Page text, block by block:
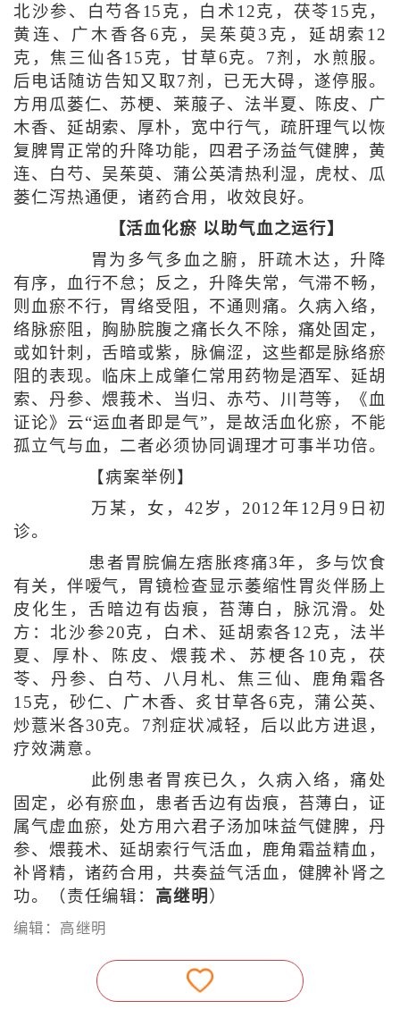
北沙参、白芍各15克，白术12克，茯苓15克，
黄连、广木香各6克，吴茱萸3克，延胡索12
克，焦三仙各15克，甘草6克。7剂，水煎服。
后电话随访告知又取7剂，已无大碍，遂停服。
方用瓜蒌仁、苏梗、莱菔子、法半夏、陈皮、广
木香、延胡索、厚朴，宽中行气，疏肝理气以恢
复脾胃正常的升降功能，四君子汤益气健脾，黄
连、白芍、吴茱萸、蒲公英清热利湿，虎杖、瓜
蒌仁泻热通便，诸药合用，收效良好。
【活血化瘀 以助气血之运行】
胃为多气多血之腑，肝疏木达，升降
有序，血行不怠；反之，升降失常，气滞不畅，
则血瘀不行，胃络受阻，不通则痛。久病入络，
络脉瘀阻，胸胁脘腹之痛长久不除，痛处固定，
或如针刺，舌暗或紫，脉偏涩，这些都是脉络瘀
阻的表现。临床上成肇仁常用药物是酒军、延胡
索、丹参、煨莪术、当归、赤芍、川芎等，《血
证论》云“运血者即是气”，是故活血化瘀，不能
孤立气与血，二者必须协同调理才可事半功倍。
【病案举例】
万某，女，42岁，2012年12月9日初
诊。
患者胃脘偏左痞胀疼痛3年，多与饮食
有关，伴嗳气，胃镜检查显示萎缩性胃炎伴肠上
皮化生，舌暗边有齿痕，苔薄白，脉沉滑。处
方：北沙参20克，白术、延胡索各12克，法半
夏、厚朴、陈皮、煨莪术、苏梗各10克，茯
苓、丹参、白芍、八月札、焦三仙、鹿角霜各
15克，砂仁、广木香、炙甘草各6克，蒲公英、
炒薏米各30克。7剂症状减轻，后以此方进退，
疗效满意。
此例患者胃疾已久，久病入络，痛处
固定，必有瘀血，患者舌边有齿痕，苔薄白，证
属气虚血瘀，处方用六君子汤加味益气健脾，丹
参、煨莪术、延胡索行气活血，鹿角霜益精血，
补肾精，诸药合用，共奏益气活血，健脾补肾之
功。（责任编辑： 高继明 ）
编辑：高继明